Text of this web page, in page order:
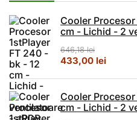
Cooler
cm - Lichid - 2
646,18lei
Prețul inițial a
433,00 leiPrețul
Cooler
cm - Lichid - 2